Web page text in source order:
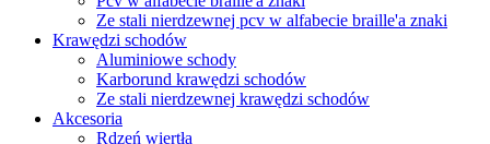
Ze stali nierdzewnej pcv w alfabecie braille'a znaki
Krawędzi schodów
Aluminiowe schody
Karborund krawędzi schodów
Ze stali nierdzewnej krawędzi schodów
Akcesoria
Rdzeń wiertła